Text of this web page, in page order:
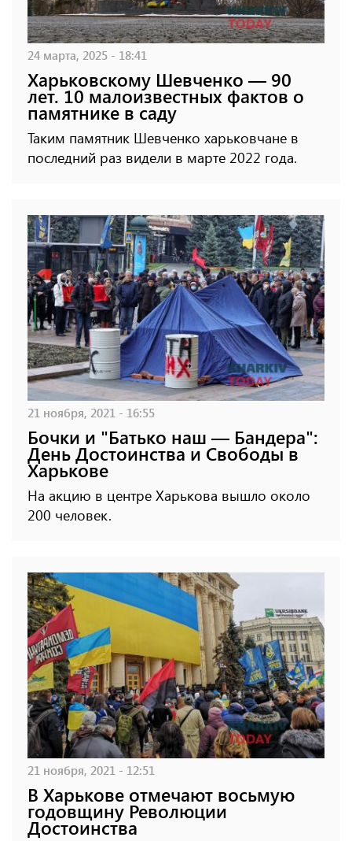
24 марта, 2025 - 18:41
Харьковскому Шевченко — 90
лет. 10 малоизвестных фактов о
памятнике в саду
Таким памятник Шевченко харьковчане в
последний раз видели в марте 2022 года.
21 ноября, 2021 - 16:55
Бочки и "Батько наш — Бандера":
День Достоинства и Свободы в
Харькове
На акцию в центре Харькова вышло около
200 человек.
21 ноября, 2021 - 12:51
В Харькове отмечают восьмую
годовщину Революции
Достоинства